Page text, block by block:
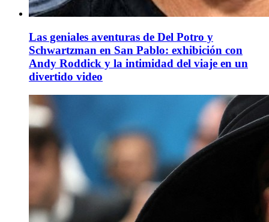
Las geniales aventuras de Del Potro y
Schwartzman en San Pablo: exhibición con
Andy Roddick y la intimidad del viaje en un
divertido video